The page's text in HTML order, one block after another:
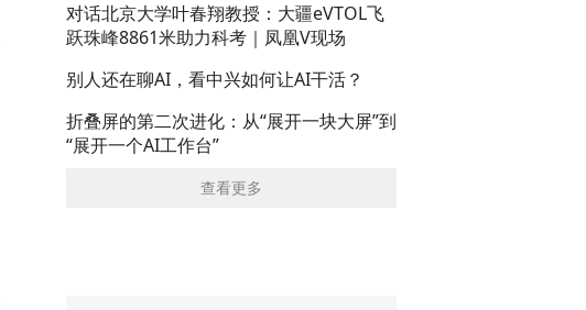
对话北京大学叶春翔教授：大疆eVTOL飞
跃珠峰8861米助力科考｜凤凰V现场
别人还在聊AI，看中兴如何让AI干活？
折叠屏的第二次进化：从“展开一块大屏”到
“展开一个AI工作台”
查看更多